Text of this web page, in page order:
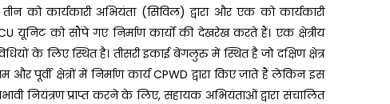
को कार्यकारी अभियंता (सिविल) द्वारा और एक को कार्यकारी
यूनिट को सौंपे गए निर्माण कार्यों की देखरेख करते हैं। एक क्षेत्रीय
के लिए स्थित है। तीसरी इकाई बेंगलुरु में स्थित है जो दक्षिण क्षेत्र
पूर्वी क्षेत्रों में निर्माण कार्य CPWD द्वारा किए जाते हैं लेकिन इस
नियंत्रण प्राप्त करने के लिए, सहायक अभियंताओं द्वारा संचालित